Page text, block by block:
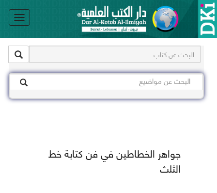
جواهر الخطاطين في فن كتابة خط
الثلث